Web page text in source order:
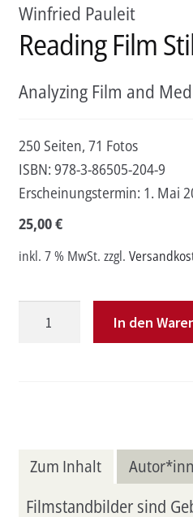
Winfried Pauleit
Reading Film
Analyzing Film and
250 Seiten, 71 Fotos
ISBN: 978-3-86505-204-9
Erscheinungstermin: 1. Mai
25,00€
inkl. 7 % MwSt. zzgl.
In den
Zum Inhalt
Filmstandbilder sind